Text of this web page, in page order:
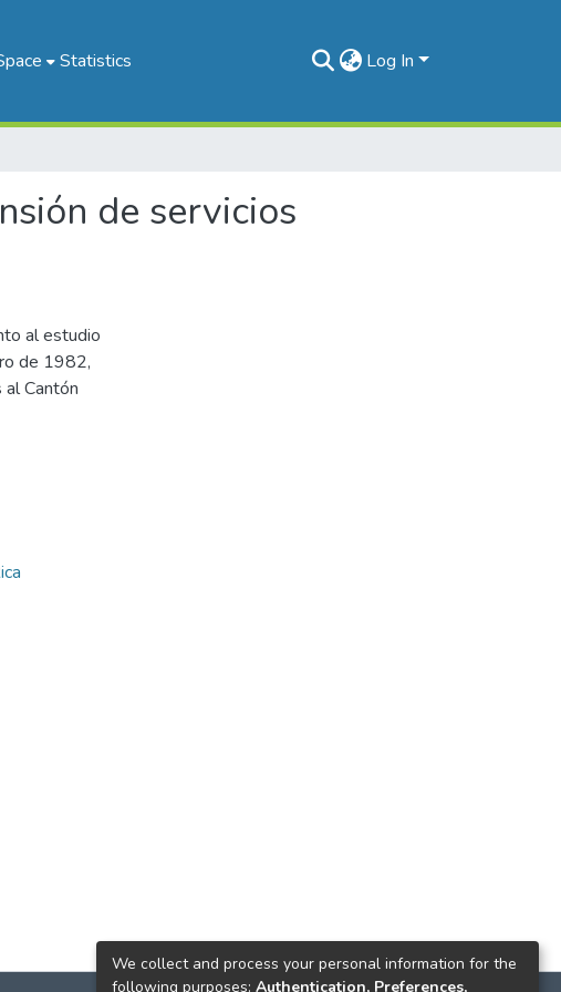
Statistics Log In
de servicios
al estudio
de 1982,
Cantón
We collect and process your personal information for the
following purposes: Authentication, Preferences,